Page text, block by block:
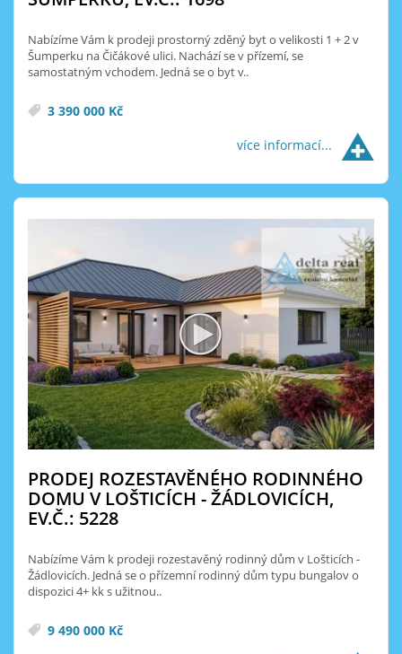
Nabízíme Vám k prodeji prostorný zděný byt o velikosti 1 + 2 v
Šumperku na Čičákové ulici. Nachází se v přízemí, se
samostatným vchodem. Jedná se o byt v..
3 390 000 Kč
více informací...
PRODEJ ROZESTAVĚNÉHO RODINNÉHO
DOMU V LOŠTICÍCH - ŽÁDLOVICÍCH,
EV.Č.: 5228
Nabízíme Vám k prodeji rozestavěný rodinný dům v Lošticích -
Žádlovicích. Jedná se o přízemní rodinný dům typu bungalov o
dispozici 4+ kk s užitnou..
9 490 000 Kč